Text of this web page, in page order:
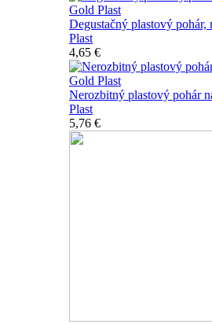
Degustačný plastový
Plast
4,65 €
Nerozbitný plastový pohár
Plast
5,76 €